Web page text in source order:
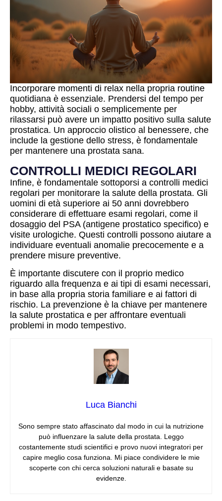
Incorporare momenti di relax nella propria routine
quotidiana è essenziale. Prendersi del tempo per
hobby, attività sociali o semplicemente per
rilassarsi può avere un impatto positivo sulla salute
prostatica. Un approccio olistico al benessere, che
include la gestione dello stress, è fondamentale
per mantenere una prostata sana.
CONTROLLI MEDICI REGOLARI
Infine, è fondamentale sottoporsi a controlli medici
regolari per monitorare la salute della prostata. Gli
uomini di età superiore ai 50 anni dovrebbero
considerare di effettuare esami regolari, come il
dosaggio del PSA (antigene prostatico specifico) e
visite urologiche. Questi controlli possono aiutare a
individuare eventuali anomalie precocemente e a
prendere misure preventive.
È importante discutere con il proprio medico
riguardo alla frequenza e ai tipi di esami necessari,
in base alla propria storia familiare e ai fattori di
rischio. La prevenzione è la chiave per mantenere
la salute prostatica e per affrontare eventuali
problemi in modo tempestivo.
Luca Bianchi
Sono sempre stato affascinato dal modo in cui la nutrizione
può influenzare la salute della prostata. Leggo
costantemente studi scientifici e provo nuovi integratori per
capire meglio cosa funziona. Mi piace condividere le mie
scoperte con chi cerca soluzioni naturali e basate su
evidenze.